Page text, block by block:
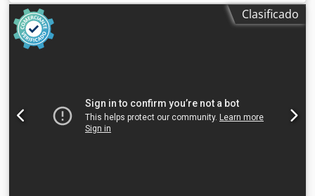
940 mm Peso: 0,8 toneladas
Clasificado